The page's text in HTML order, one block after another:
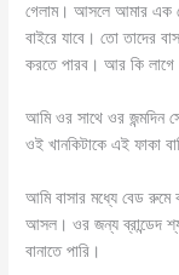
গেলাম। আসলে আমার এক
বাইরে যাবে। তো তাদের
করতে পারব। আর কি
আমি ওর সাথে ওর জন্মদিন
ওই খানকিটাকে এই ফাকা
আমি বাসার মধ্যে বেড রুমে
আসল। ওর জন্য ব্রান্ডেদ
বানাতে পারি।